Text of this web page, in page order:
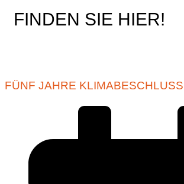
FINDEN SIE HIER!
FÜNF JAHRE KLIMABESCHLUSS